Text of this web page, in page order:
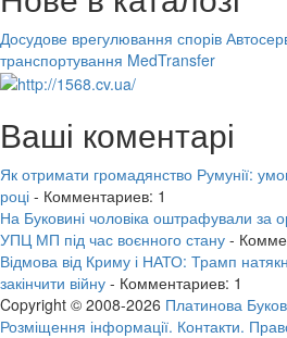
Досудове врегулювання спорів
транспортування MedTransfer
Ваші коментарі
Як отримати громадянство Румунії:
році - Комментариев: 1
На Буковині чоловіка оштрафували за
УПЦ МП під час воєнного стану -
Відмова від Криму і НАТО: Трамп
закінчити війну - Комментариев: 1
Copyright © 2008-2026 Платинова
Розміщення інформації. Контакти.